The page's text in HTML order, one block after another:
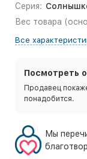
Серия:
Вес товара
Все
Посмотреть
Продавец
понадобится.
Мы